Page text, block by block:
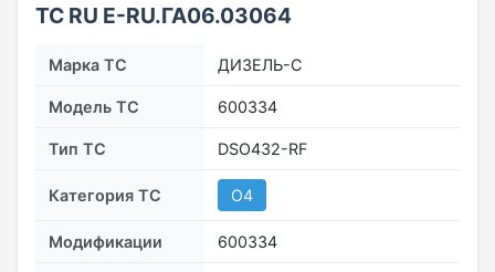
ТС RU Е-RU.ГА06.03064
Марка ТС ДИЗЕЛЬ-С
Модель ТС 600334
Тип ТС DSO432-RF
Категория ТС O4
Модификации 600334